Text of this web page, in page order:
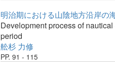
明治期における山陰地方沿岸の
Development process of
period
舩杉 力修
PP. 91 - 115